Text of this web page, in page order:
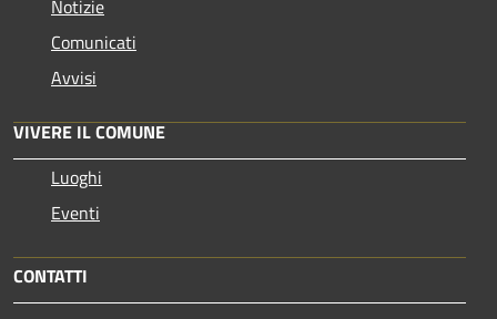
Notizie
Comunicati
Avvisi
VIVERE IL COMUNE
Luoghi
Eventi
CONTATTI